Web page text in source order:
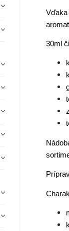
Vďaka
30ml